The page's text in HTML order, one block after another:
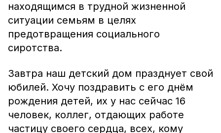
находящимся в трудной жизненной
ситуации семьям в целях
предотвращения социального
сиротства.
Завтра наш детский дом празднует свой
юбилей. Хочу поздравить с его днём
рождения детей, их у нас сейчас 16
человек, коллег, отдающих работе
частицу своего сердца, всех, кому